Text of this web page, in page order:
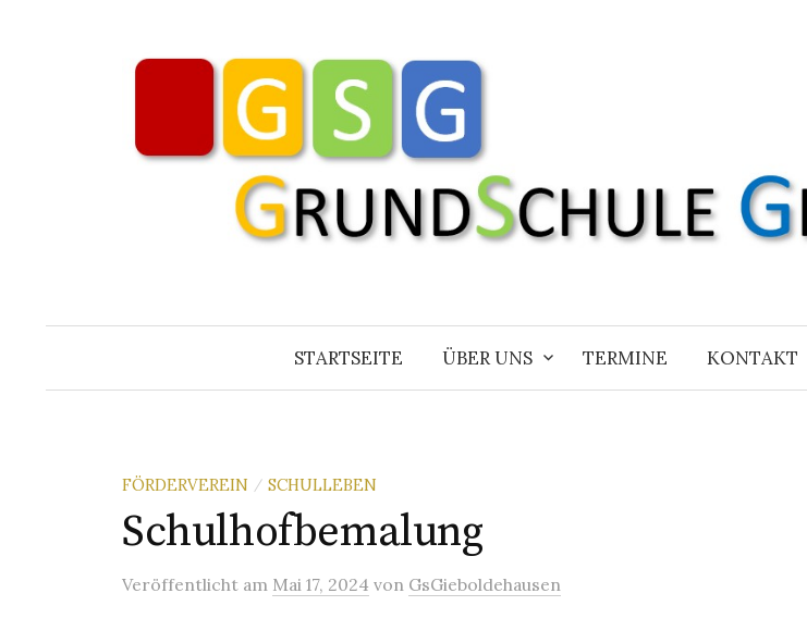
STARTSEITE ÜBER UNS TERMINE KONTAKT
FÖRDERVEREIN / SCHULLEBEN
Schulhofbemalung
Veröffentlicht am Mai 17, 2024 von GsGieboldehausen